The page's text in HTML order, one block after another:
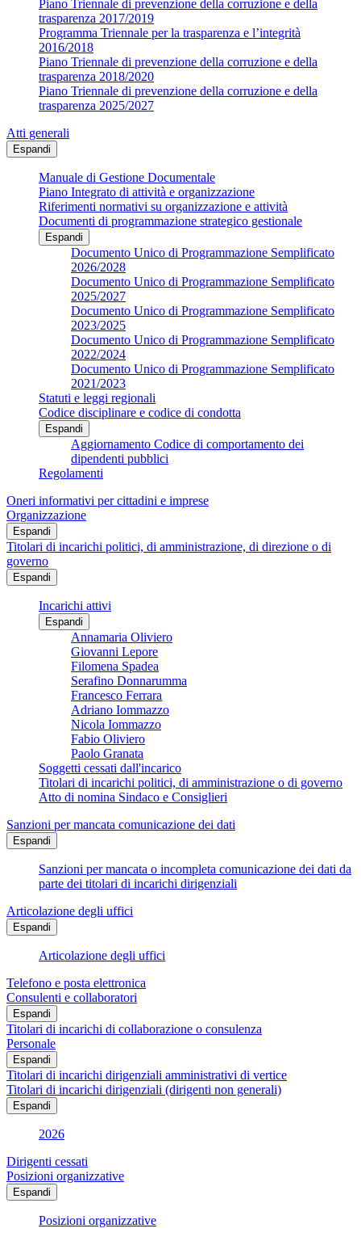
Piano Triennale di prevenzione della corruzione e della
trasparenza 2017/2019
Programma Triennale per la trasparenza e l’integrità
2016/2018
Piano Triennale di prevenzione della corruzione e della
trasparenza 2018/2020
Piano Triennale di prevenzione della corruzione e della
trasparenza 2025/2027
Atti generali
Espandi
Manuale di Gestione Documentale
Piano Integrato di attività e organizzazione
Riferimenti normativi su organizzazione e attività
Documenti di programmazione strategico gestionale
Espandi
Documento Unico di Programmazione Semplificato
2026/2028
Documento Unico di Programmazione Semplificato
2025/2027
Documento Unico di Programmazione Semplificato
2023/2025
Documento Unico di Programmazione Semplificato
2022/2024
Documento Unico di Programmazione Semplificato
2021/2023
Statuti e leggi regionali
Codice disciplinare e codice di condotta
Espandi
Aggiornamento Codice di comportamento dei
dipendenti pubblici
Regolamenti
Oneri informativi per cittadini e imprese
Organizzazione
Espandi
Titolari di incarichi politici, di amministrazione, di direzione o di
governo
Espandi
Incarichi attivi
Espandi
Annamaria Oliviero
Giovanni Lepore
Filomena Spadea
Serafino Donnarumma
Francesco Ferrara
Adriano Iommazzo
Nicola Iommazzo
Fabio Oliviero
Paolo Granata
Soggetti cessati dall'incarico
Titolari di incarichi politici, di amministrazione o di governo
Atto di nomina Sindaco e Consiglieri
Sanzioni per mancata comunicazione dei dati
Espandi
Sanzioni per mancata o incompleta comunicazione dei dati da
parte dei titolari di incarichi dirigenziali
Articolazione degli uffici
Espandi
Articolazione degli uffici
Telefono e posta elettronica
Consulenti e collaboratori
Espandi
Titolari di incarichi di collaborazione o consulenza
Personale
Espandi
Titolari di incarichi dirigenziali amministrativi di vertice
Titolari di incarichi dirigenziali (dirigenti non generali)
Espandi
2026
Dirigenti cessati
Posizioni organizzative
Espandi
Posizioni organizzative